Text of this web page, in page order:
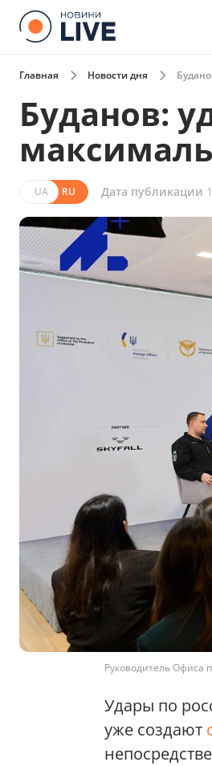
Главная Новости дня
Буданов:
UA RU Дата публикации
Руководитель Офиса
Удары по
уже создают